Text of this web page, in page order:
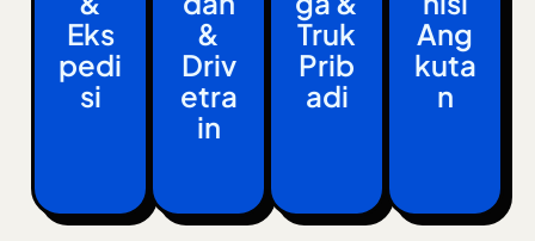
Eks
Pedi
Si
&
Driv
Etra
In
Truk
Prib
Adi
Ang
Kuta
N